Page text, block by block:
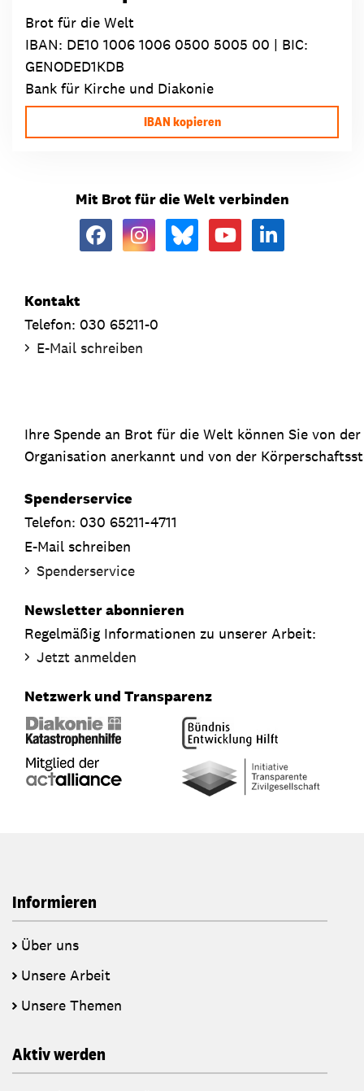
Brot für die Welt
IBAN: DE10 1006 1006 0500 5005 00 | BIC:
GENODED1KDB
Bank für Kirche und Diakonie
IBAN kopieren
Mit Brot für die Welt verbinden
Kontakt
Telefon: 030 65211-0
E-Mail schreiben
Ihre Spende an Brot für die Welt können Sie von
Organisation anerkannt und von der
Spenderservice
Telefon: 030 65211-4711
E-Mail schreiben
Spenderservice
Newsletter abonnieren
Regelmäßig Informationen zu unserer Arbeit:
Jetzt anmelden
Netzwerk und Transparenz
Informieren
Über uns
Unsere Arbeit
Unsere Themen
Aktiv werden